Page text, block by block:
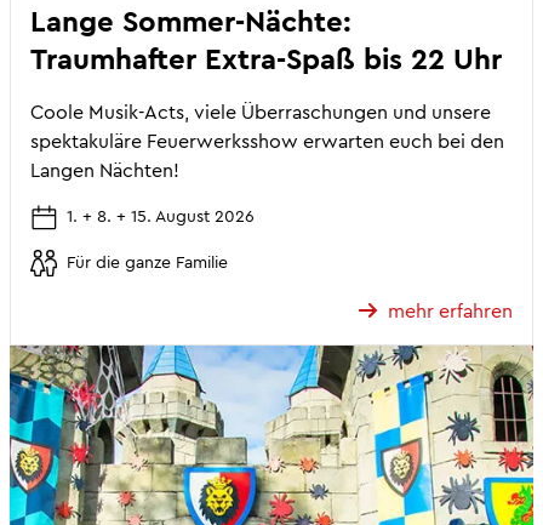
Lange Sommer-Nächte:
Traumhafter Extra-Spaß bis 22 Uhr
Coole Musik-Acts, viele Überraschungen und unsere
spektakuläre Feuerwerksshow erwarten euch bei den
Langen Nächten!
1. + 8. + 15. August 2026
Für die ganze Familie
mehr erfahren